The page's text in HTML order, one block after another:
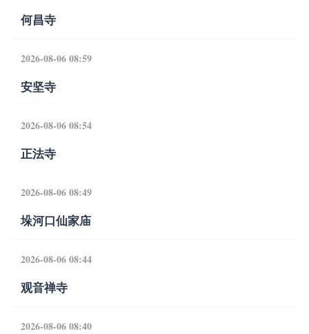
何昌寺
2026-08-06 08:59
安坚寺
2026-08-06 08:54
正法寺
2026-08-06 08:49
垛河口仙家庙
2026-08-06 08:44
观音禅寺
2026-08-06 08:40